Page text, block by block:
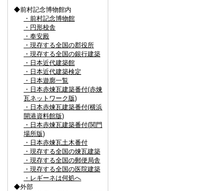
◆前村記念博物館内
・前村記念博物館
・円形校舎
・奉安殿
・現存する全国の郡役所
・現存する全国の銀行建築
・日本近代建築館
・日本近代建築検定
・日本遊廓一覧
・日本赤煉瓦建築番付(赤煉
瓦ネットワーク版)
・日本赤煉瓦建築番付(横浜
開港資料館版)
・日本赤煉瓦建築番付(関門
場所版)
・日本赤煉瓦土木番付
・現存する全国の煉瓦建築
・現存する全国の郵便局舎
・現存する全国の医院建築
・レギーネは何処へ
◆外部